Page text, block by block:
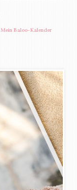
Mein Baloo-Kalender